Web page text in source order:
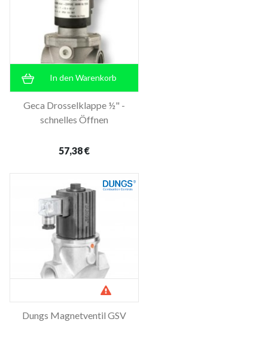
In den Warenkorb
Geca Drosselklappe ½" -
schnelles Öffnen
57,38 €
Nicht auf
Dungs Magnetventil GSV